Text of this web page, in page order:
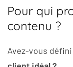
Pour qui
contenu ?
Avez-vous